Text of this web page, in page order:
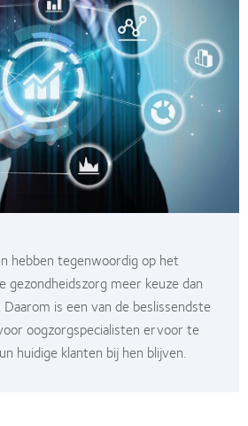
hebben tegenwoordig op het
gezondheidszorg meer keuze dan
is een van de beslissendste
oogzorgspecialisten ervoor te
huidige klanten bij hen blijven.